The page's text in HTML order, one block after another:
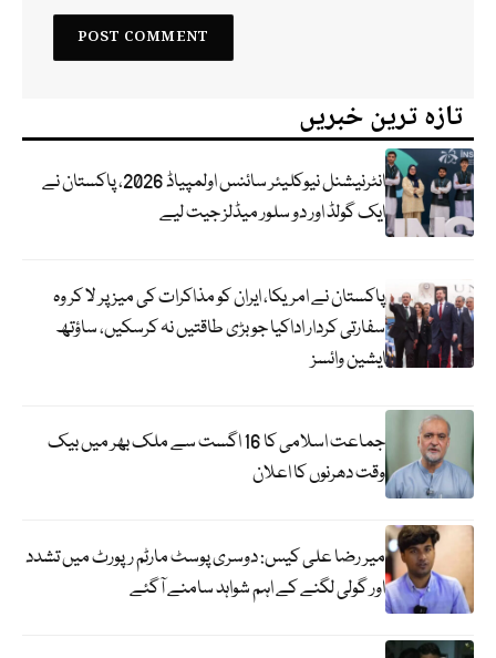
تازہ ترین خبریں
انٹرنیشنل نیوکلیئر سائنس اولمپیاڈ 2026، پاکستان نے
ایک گولڈ اور دو سلور میڈلز جیت لیے
پاکستان نے امریکا، ایران کو مذاکرات کی میز پر لا کر وہ
سفارتی کردار اداکیا جو بڑی طاقتیں نہ کرسکیں، ساؤتھ
ایشین وائسز
جماعت اسلامی کا 16 اگست سے ملک بھر میں بیک
وقت دھرنوں کا اعلان
میر رضا علی کیس: دوسری پوسٹ مارٹم رپورٹ میں تشدد
اور گولی لگنے کے اہم شواہد سامنے آگئے